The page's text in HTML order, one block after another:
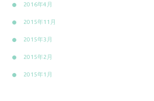
2016年4月
2015年11月
2015年3月
2015年2月
2015年1月